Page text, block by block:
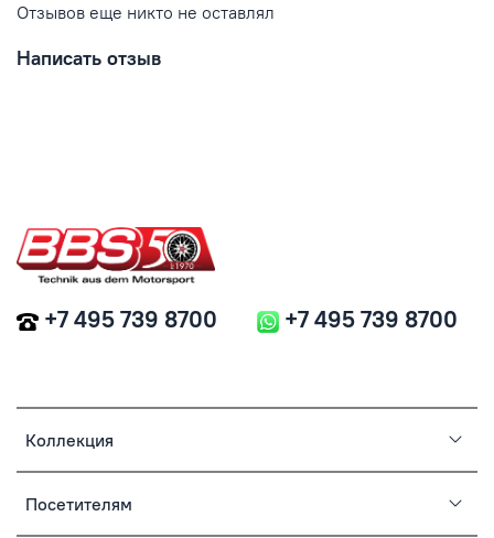
Отзывов еще никто не оставлял
Написать отзыв
Коллекция
Посетителям
+7 495 739 8700 +7 495 739 8700